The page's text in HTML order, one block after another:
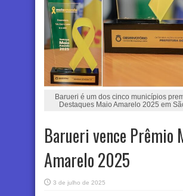
Barueri é um dos cinco municípios
Destaques Maio Amarelo 2025 em
Barueri vence Prêmio
Amarelo 2025
3 de julho de 2025